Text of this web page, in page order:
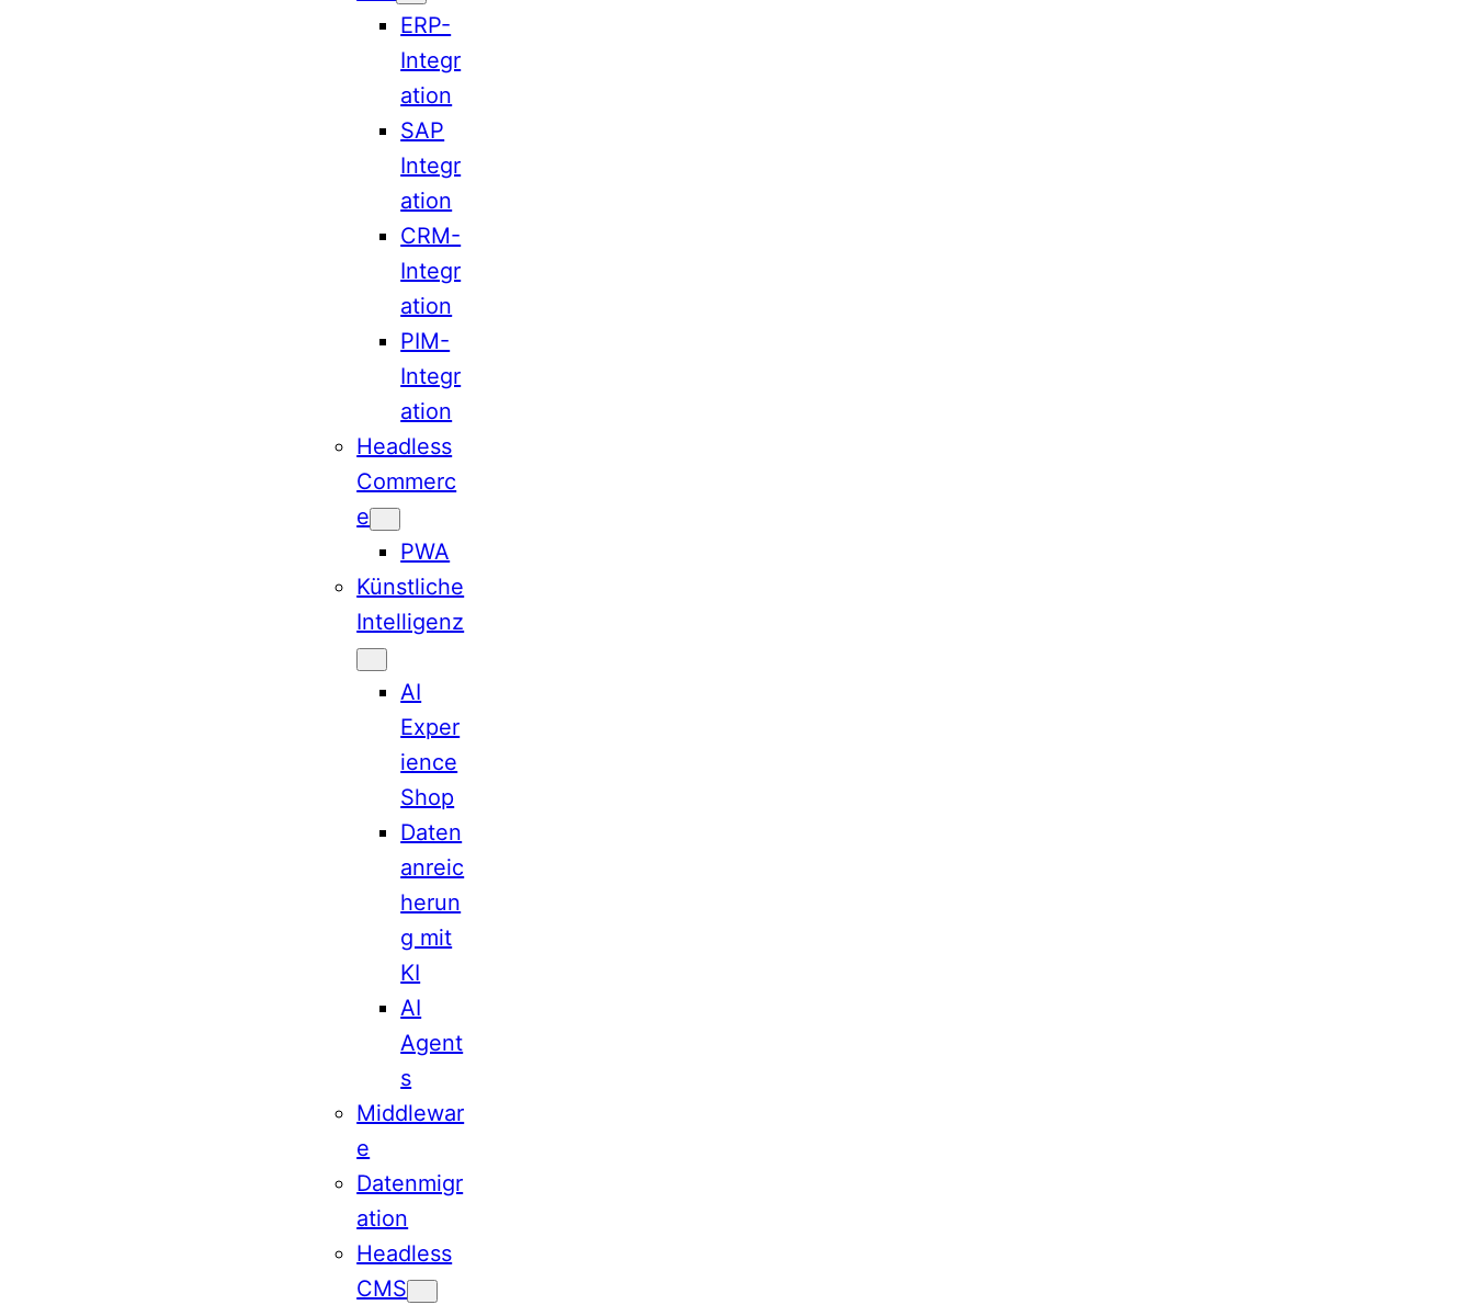
ERP-
Integr
ation
SAP
Integr
ation
CRM-
Integr
ation
PIM-
Integr
ation
Headless
Commerc
e
PWA
Künstliche
Intelligenz
AI
Exper
ience
Shop
Daten
anreic
herun
g mit
KI
AI
Agent
s
Middlewar
e
Datenmigr
ation
Headless
CMS